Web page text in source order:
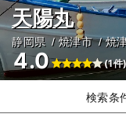
天陽丸
静岡県 焼津市 焼
4.0 (1件
検索条